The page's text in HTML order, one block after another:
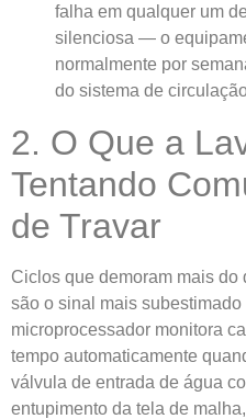
falha em qualquer um
silenciosa — o
normalmente por
do sistema de
2. O Que a
Tentando
de Travar
Ciclos que demoram mais do
são o sinal mais
microprocessador monitora
tempo automaticamente
válvula de entrada de água
entupimento da tela de